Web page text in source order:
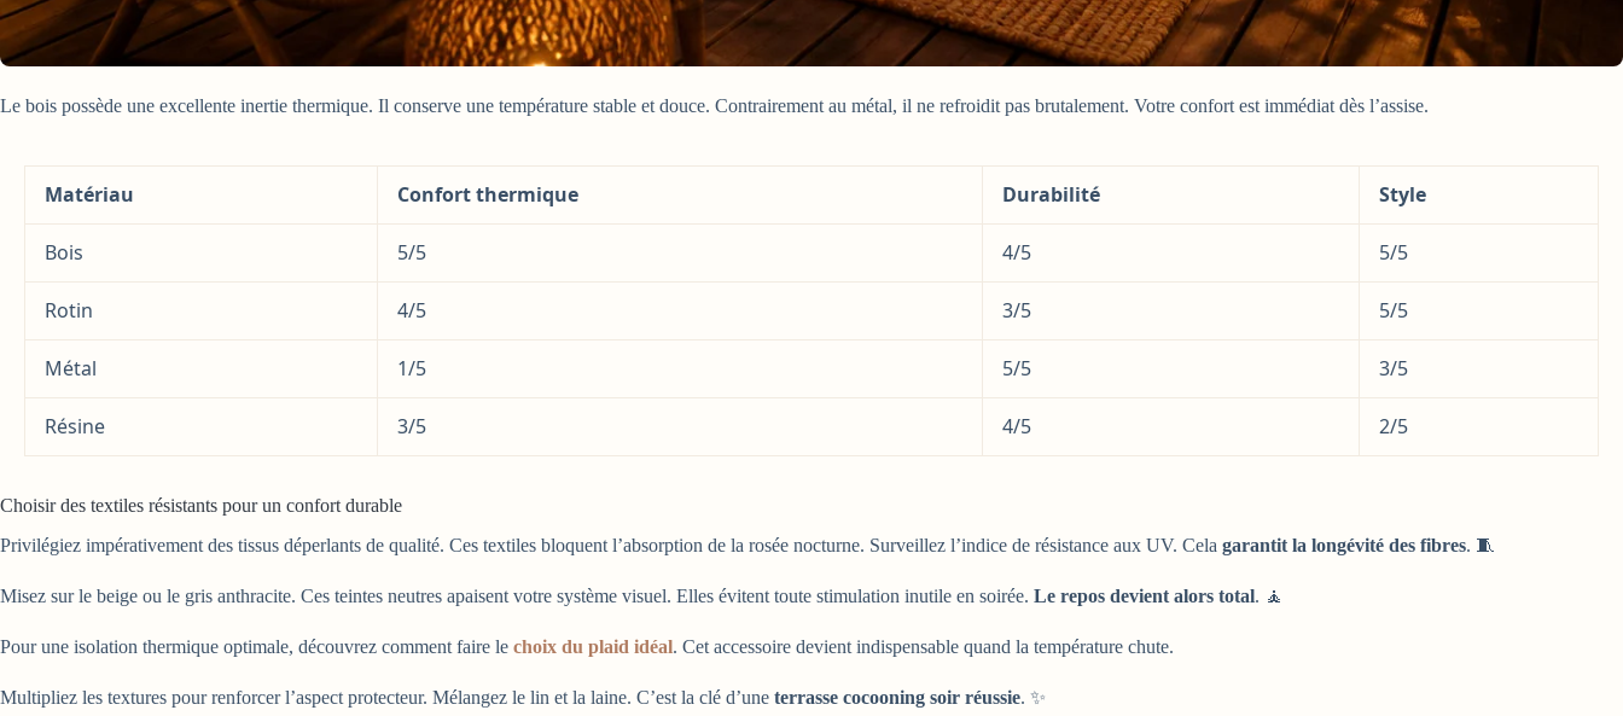
Le bois possède une excellente inertie thermique. Il conserve une température stable et douce. Contrairement au métal, il ne refroidit pas brutalement. Votre confort est immédiat dès l’assise.
Matériau Confort thermique Durabilité Style
Bois 5/5 4/5 5/5
Rotin 4/5 3/5 5/5
Métal 1/5 5/5 3/5
Résine 3/5 4/5 2/5
Choisir des textiles résistants pour un confort durable
Privilégiez impérativement des tissus déperlants de qualité. Ces textiles bloquent l’absorption de la rosée nocturne. Surveillez l’indice de résistance aux UV. Cela garantit la longévité des fibres. 🧵
Misez sur le beige ou le gris anthracite. Ces teintes neutres apaisent votre système visuel. Elles évitent toute stimulation inutile en soirée. Le repos devient alors total. 🧘
Pour une isolation thermique optimale, découvrez comment faire le choix du plaid idéal. Cet accessoire devient indispensable quand la température chute.
Multipliez les textures pour renforcer l’aspect protecteur. Mélangez le lin et la laine. C’est la clé d’une terrasse cocooning soir réussie. ✨